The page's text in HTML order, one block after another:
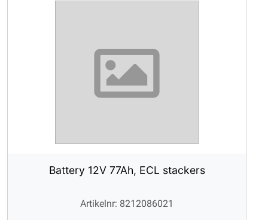
Battery 12V 77Ah, ECL stackers
Artikelnr: 8212086021